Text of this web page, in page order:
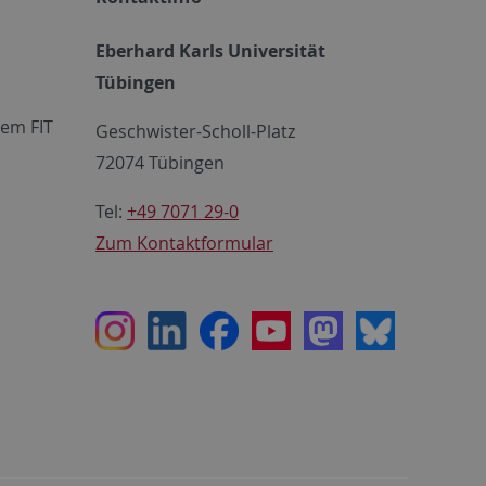
FIT
Eberhard Karls Universität
Tübingen
Geschwister-Scholl-Platz
72074 Tübingen
Tel: +49 7071 29-0
Zum Kontaktformular
InstagramLinkedInFacebookYoutubeMastodon
Bluesky